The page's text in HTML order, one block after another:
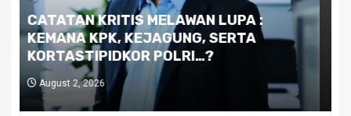
Dilema Kaltim di Tengah Krisis:
Kutukan Sumber Daya Alam dan
Pemimpin yang Tak Kreatif
July 29, 2026